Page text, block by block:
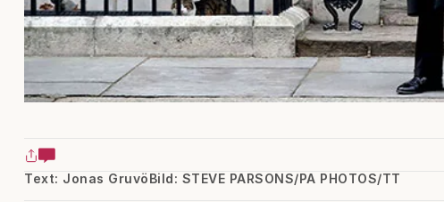
Text: Jonas GruvöBild: STEVE PARSONS/PA PHOTOS/TT